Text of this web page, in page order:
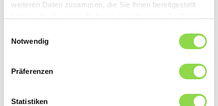
weiteren Daten zusammen, die Sie ihnen bereitgestellt
Notwendig
Präferenzen
Statistiken
Welche Lebensdauer hat eine Photovoltaik-Anlage?
Die durchschnittliche Lebensdauer einer Solaranlage
Wärmeerzeugung haben eine Lebensdauer von über 25
Jede Dachfläche, die ganzjährig von der Sonne